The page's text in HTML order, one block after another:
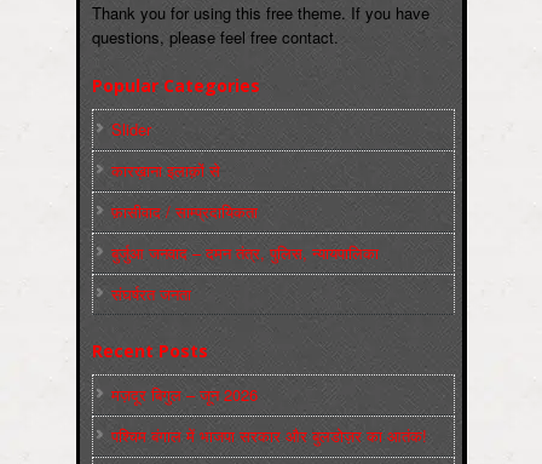
Thank you for using this free theme. If you have
questions, please feel free contact.
Popular Categories
Slider
कारख़ाना इलाक़ों से
फ़ासीवाद / साम्‍प्रदायिकता
बुर्जुआ जनवाद – दमन तंत्र, पुलिस, न्‍यायपालिका
संघर्षरत जनता
Recent Posts
मज़दूर बिगुल – जून 2026
पश्चिम बंगाल में भाजपा सरकार और बुलडोज़र का आतंक!